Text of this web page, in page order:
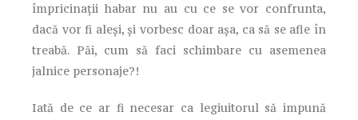
împricinații habar nu au cu ce se vor confrunta,
dacă vor fi aleși, și vorbesc doar așa, ca să se afle în
treabă. Păi, cum să faci schimbare cu asemenea
jalnice personaje?!
Iată de ce ar fi necesar ca legiuitorul să impună